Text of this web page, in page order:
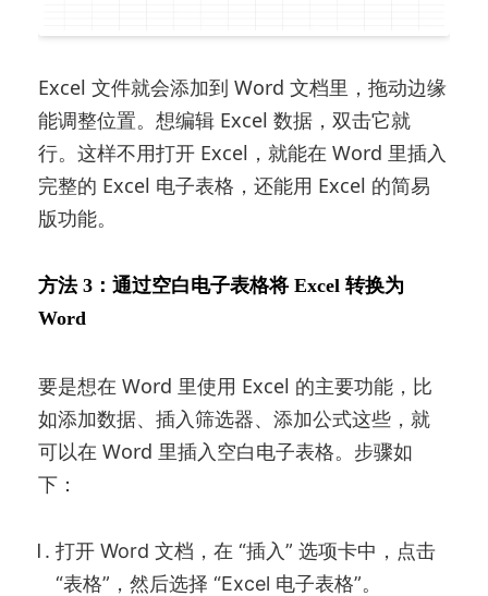
Excel 文件就会添加到 Word 文档里，拖动边缘
能调整位置。想编辑 Excel 数据，双击它就
行。这样不用打开 Excel，就能在 Word 里插入
完整的 Excel 电子表格，还能用 Excel 的简易
版功能。
方法 3：通过空白电子表格将 Excel 转换为
Word
要是想在 Word 里使用 Excel 的主要功能，比
如添加数据、插入筛选器、添加公式这些，就
可以在 Word 里插入空白电子表格。步骤如
下：
打开 Word 文档，在 “插入” 选项卡中，点击
“表格”，然后选择 “Excel 电子表格”。